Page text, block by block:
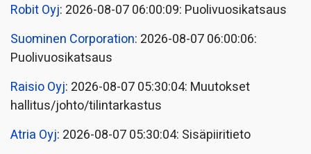
Robit Oyj: 2026-08-07 06:00:09: Puolivuosikatsaus
Suominen Corporation: 2026-08-07 06:00:06:
Puolivuosikatsaus
Raisio Oyj: 2026-08-07 05:30:04: Muutokset
hallitus/johto/tilintarkastus
Atria Oyj: 2026-08-07 05:30:04: Sisäpiiritieto